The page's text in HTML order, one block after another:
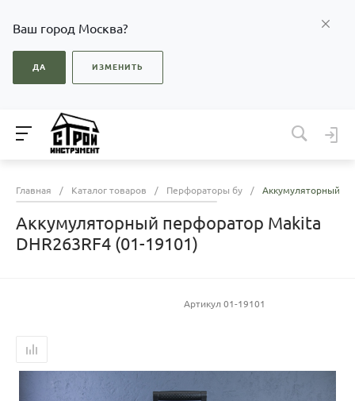
Ваш город Москва?
ДА ИЗМЕНИТЬ
Главная / Каталог товаров / Перфораторы бу / Аккумуляторный
Аккумуляторный перфоратор Makita
DHR263RF4 (01-19101)
Артикул 01-19101